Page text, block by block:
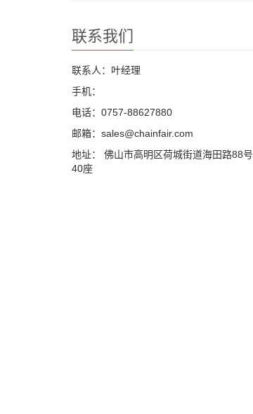
联系我们
联系人：叶经理
手机：
电话：0757-88627880
邮箱：sales@chainfair.com
地址： 佛山市高明区荷城街道海田路88号
40座